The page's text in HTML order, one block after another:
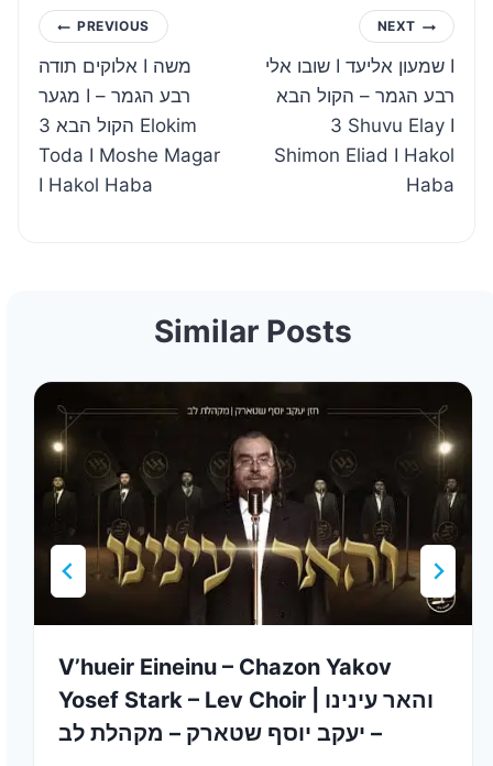
Post
navigation
PREVIOUS
אלוקים תודה I משה
מגער I רבע הגמר –
הקול הבא 3 Elokim
Toda I Moshe Magar
I Hakol Haba
NEXT
שובו אלי I שמעון אליעד I
רבע הגמר – הקול הבא
3 Shuvu Elay I
Shimon Eliad I Hakol
Haba
Similar Posts
V’hueir Eineinu – Chazon Yakov
Yosef Stark – Lev Choir | והאר עינינו
– יעקב יוסף שטארק – מקהלת לב